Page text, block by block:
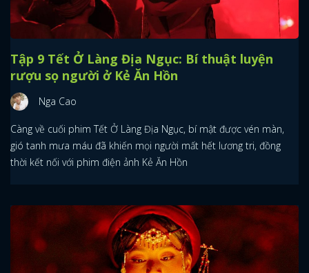
Tập 9 Tết Ở Làng Địa Ngục: Bí thuật luyện
rượu sọ người ở Kẻ Ăn Hồn
Nga Cao
Càng về cuối phim Tết Ở Làng Địa Ngục, bí mật được vén màn,
gió tanh mưa máu đã khiến mọi người mất hết lương tri, đồng
thời kết nối với phim điện ảnh Kẻ Ăn Hồn